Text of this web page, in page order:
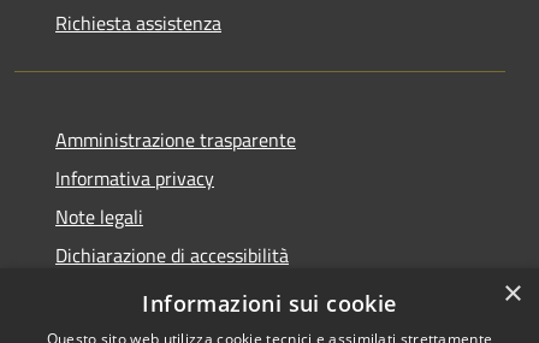
Richiesta assistenza
Amministrazione trasparente
Informativa privacy
Note legali
Dichiarazione di accessibilità
Obiettivi accessibilità
×
Informazioni sui cookie
Questo sito web utilizza cookie tecnici e assimilati strettamente